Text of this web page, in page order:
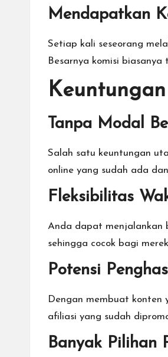
Mendapatkan
Setiap kali seseorang
Besarnya komisi
Tanpa Modal
Salah satu keuntungan
online yang sudah ada
Fleksibilitas
Anda dapat menjalankan
sehingga cocok bagi
Potensi
Dengan membuat konten
afiliasi yang sudah
Banyak Pilihan